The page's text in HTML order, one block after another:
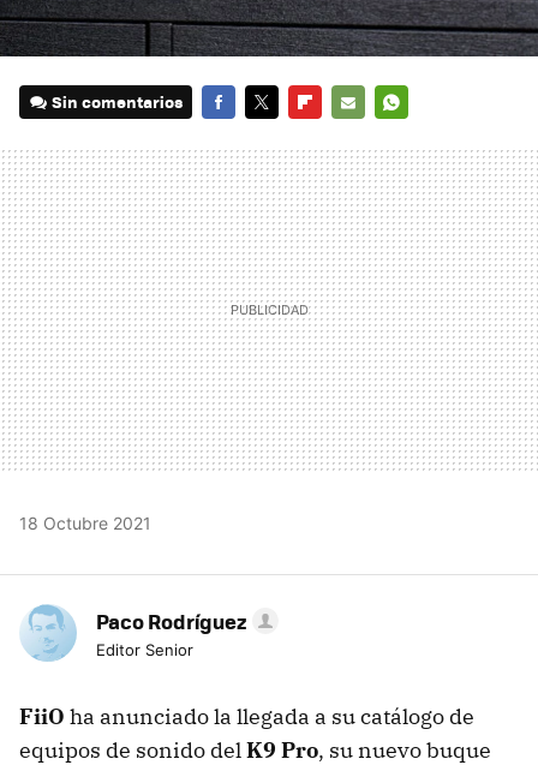
Sin comentarios
MAIL
18 Octubre 2021
Paco Rodríguez
Editor Senior
FiiO ha anunciado la llegada a su catálogo de
equipos de sonido delK9 Pro, su nuevo buque